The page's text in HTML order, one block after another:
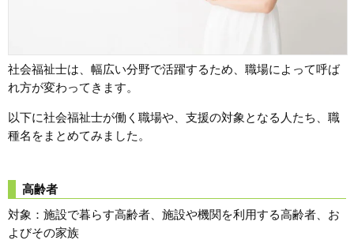
社会福祉士は、幅広い分野で活躍するため、職場によって呼ば
れ方が変わってきます。
以下に社会福祉士が働く職場や、支援の対象となる人たち、職
種名をまとめてみました。
高齢者
対象：施設で暮らす高齢者、施設や機関を利用する高齢者、お
よびその家族